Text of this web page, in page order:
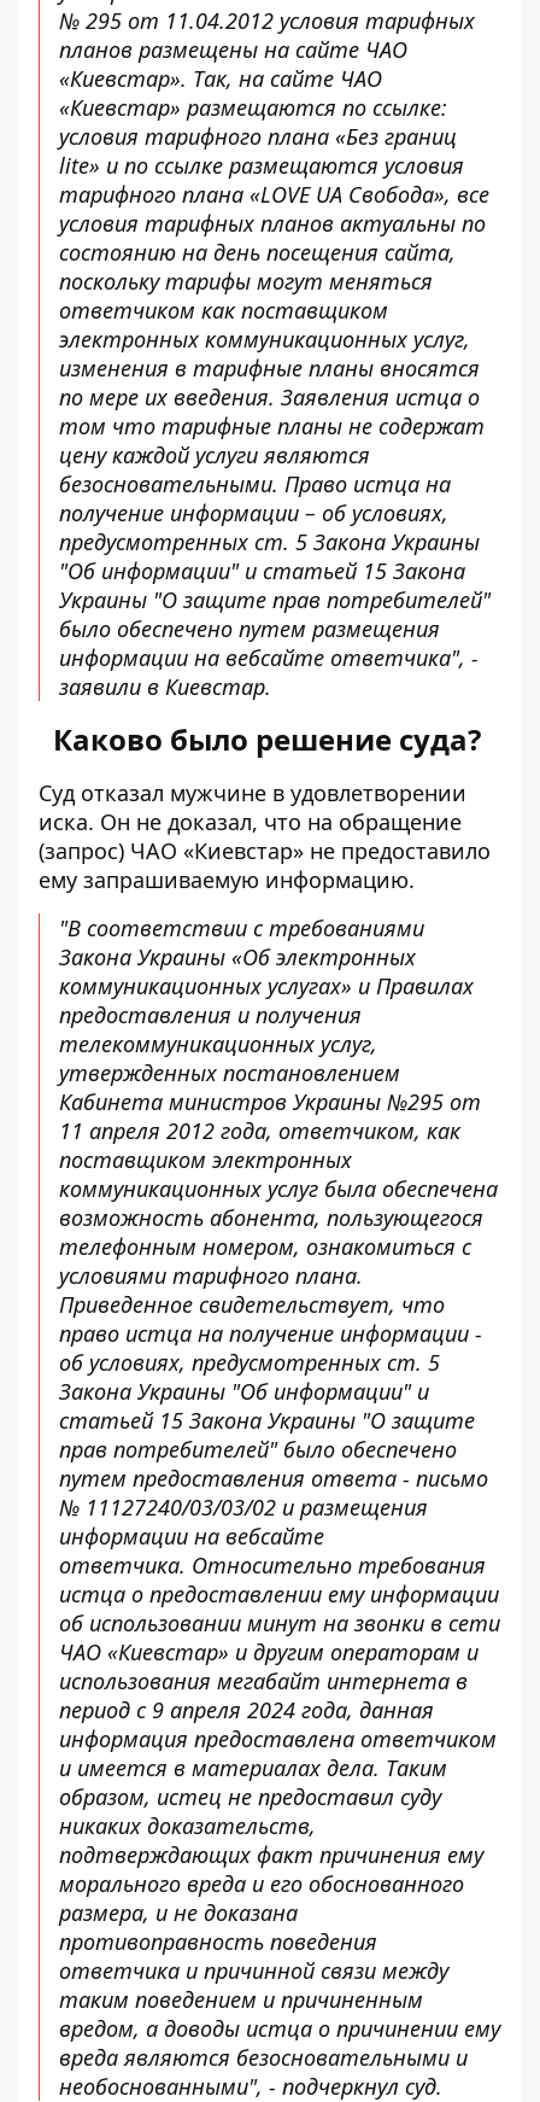
№ 295 от 11.04.2012 условия тарифных
планов размещены на сайте ЧАО
«Киевстар». Так, на сайте ЧАО
«Киевстар» размещаются по ссылке:
условия тарифного плана «Без границ
lite» и по ссылке размещаются условия
тарифного плана «LOVE UA Свобода», все
условия тарифных планов актуальны по
состоянию на день посещения сайта,
поскольку тарифы могут меняться
ответчиком как поставщиком
электронных коммуникационных услуг,
изменения в тарифные планы вносятся
по мере их введения. Заявления истца о
том что тарифные планы не содержат
цену каждой услуги являются
безосновательными. Право истца на
получение информации – об условиях,
предусмотренных ст. 5 Закона Украины
"Об информации" и статьей 15 Закона
Украины "О защите прав потребителей"
было обеспечено путем размещения
информации на вебсайте ответчика", -
заявили в Киевстар.
Каково было решение суда?
Суд отказал мужчине в удовлетворении
иска. Он не доказал, что на обращение
(запрос) ЧАО «Киевстар» не предоставило
ему запрашиваемую информацию.
"В соответствии с требованиями
Закона Украины «Об электронных
коммуникационных услугах» и Правилах
предоставления и получения
телекоммуникационных услуг,
утвержденных постановлением
Кабинета министров Украины №295 от
11 апреля 2012 года, ответчиком, как
поставщиком электронных
коммуникационных услуг была обеспечена
возможность абонента, пользующегося
телефонным номером, ознакомиться с
условиями тарифного плана.
Приведенное свидетельствует, что
право истца на получение информации -
об условиях, предусмотренных ст. 5
Закона Украины "Об информации" и
статьей 15 Закона Украины "О защите
прав потребителей" было обеспечено
путем предоставления ответа - письмо
№ 11127240/03/03/02 и размещения
информации на вебсайте
ответчика. Относительно требования
истца о предоставлении ему информации
об использовании минут на звонки в сети
ЧАО «Киевстар» и другим операторам и
использования мегабайт интернета в
период с 9 апреля 2024 года, данная
информация предоставлена ​​ответчиком
и имеется в материалах дела. Таким
образом, истец не предоставил суду
никаких доказательств,
подтверждающих факт причинения ему
морального вреда и его обоснованного
размера, и не доказана
противоправность поведения
ответчика и причинной связи между
таким поведением и причиненным
вредом, а доводы истца о причинении ему
вреда являются безосновательными и
необоснованными", - подчеркнул суд.